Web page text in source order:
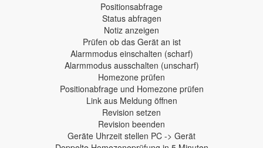
Positionsabfrage
Status abfragen
Notiz anzeigen
Prüfen ob das Gerät an ist
Alarmmodus einschalten (scharf)
Alarmmodus ausschalten (unscharf)
Homezone prüfen
Positionabfrage und Homezone prüfen
Link aus Meldung öffnen
Revision setzen
Revision beenden
Geräte Uhrzeit stellen PC -> Gerät